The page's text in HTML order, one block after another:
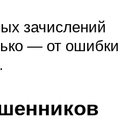
зачислений
— от ошибки